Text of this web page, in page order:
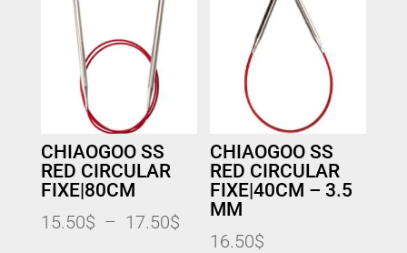
CHIAOGOO SS
RED CIRCULAR
FIXE|80CM
15.50$ – 17.50$Plage
CHIAOGOO SS
RED CIRCULAR
FIXE|40CM – 3.5
MM
16.50$